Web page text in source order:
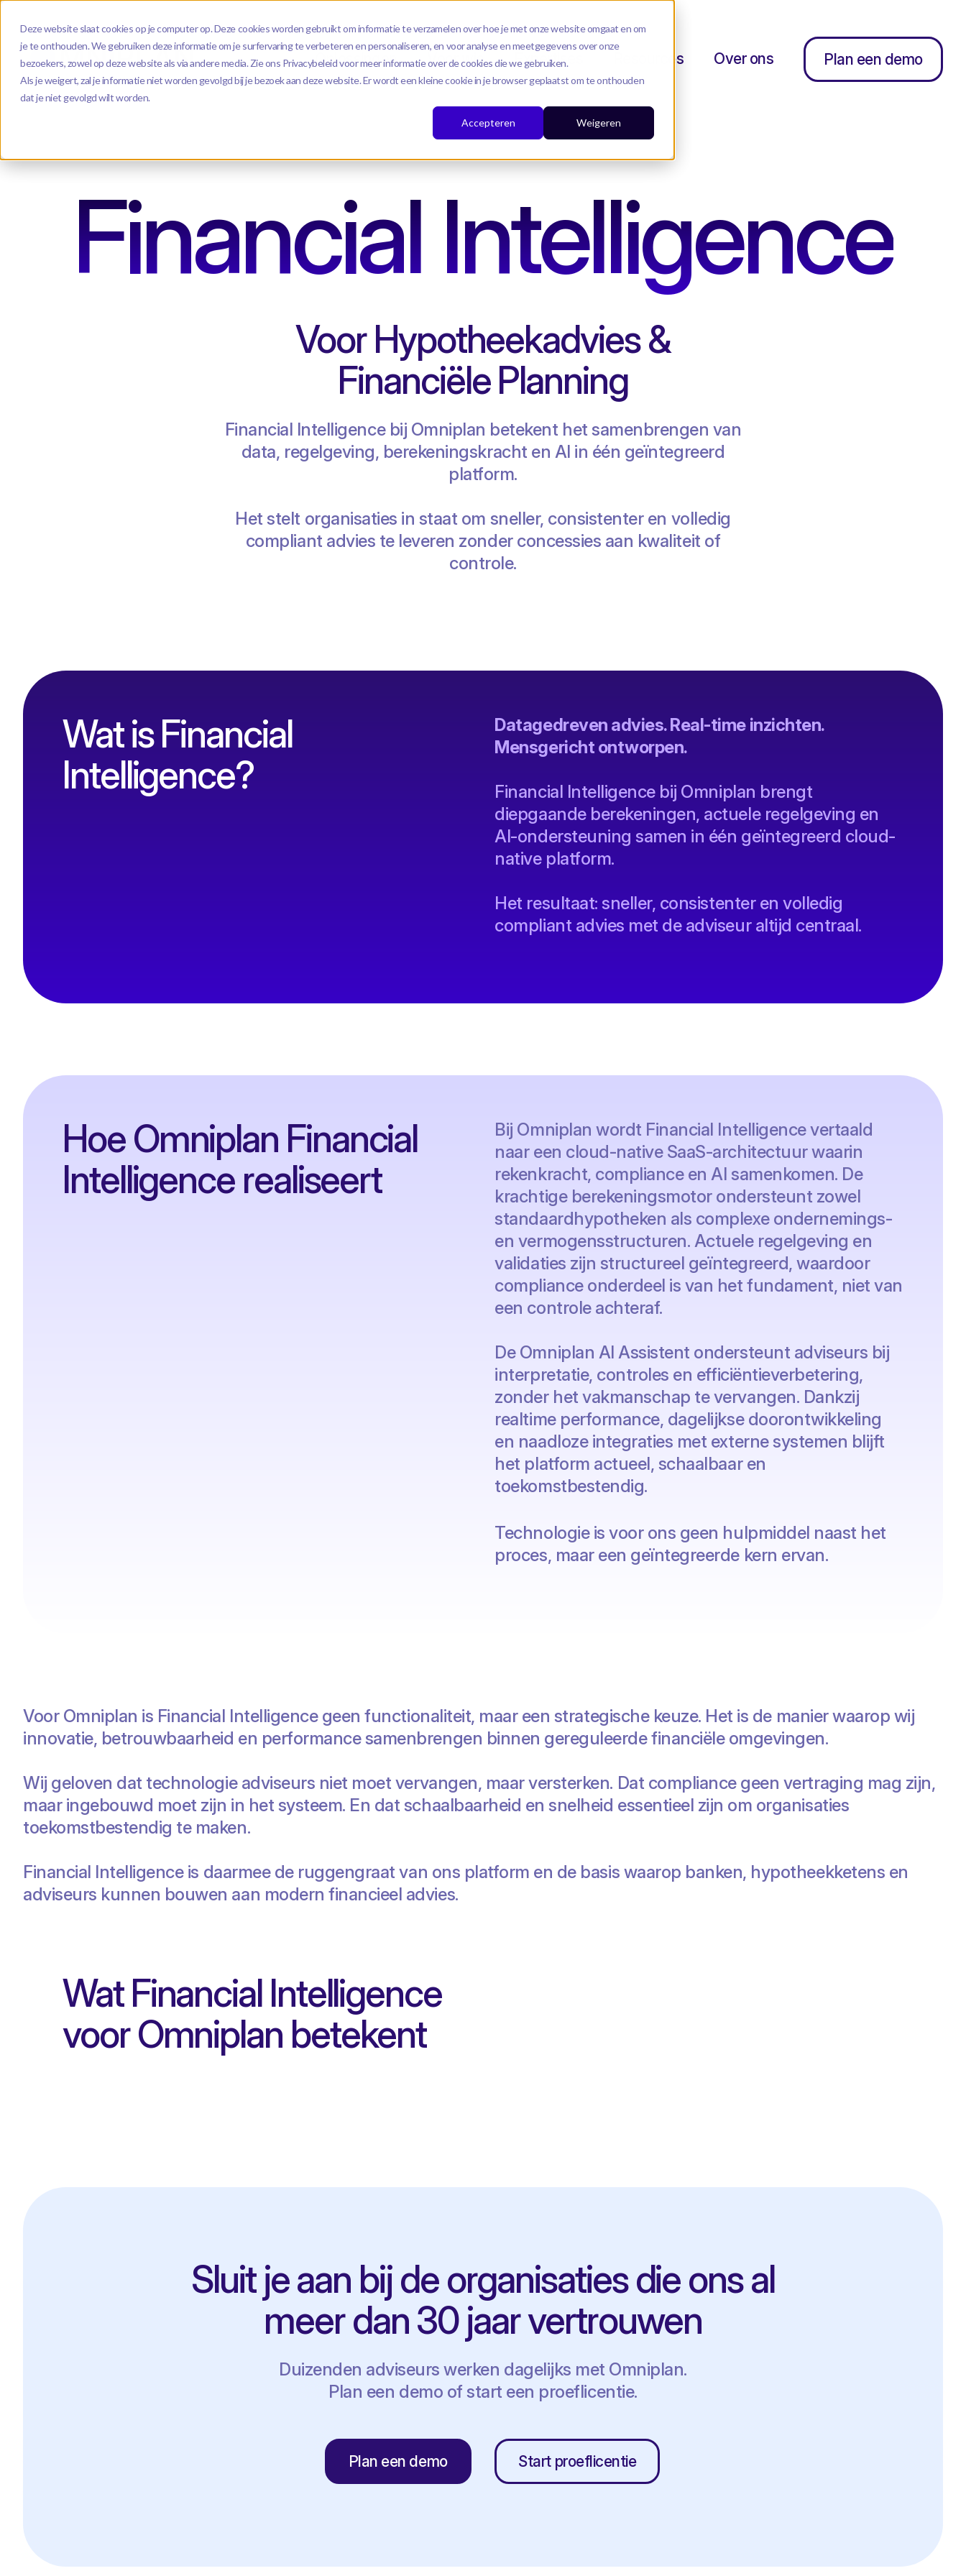
Deze website slaat cookies op je computer op. Deze cookies worden gebruikt om informatie te verzamelen over hoe je met onze website omgaat en om
je te onthouden. We gebruiken deze informatie om je surfervaring te verbeteren en personaliseren, en voor analyse en meetgegevens over onze
bezoekers, zowel op deze website als via andere media. Zie ons Privacybeleid voor meer informatie over de cookies die we gebruiken.
Als je weigert, zal je informatie niet worden gevolgd bij je bezoek aan deze website. Er wordt een kleine cookie in je browser geplaatst om te onthouden
dat je niet gevolgd wilt worden.
Accepteren Weigeren
Oplossingen Voor wie Expertises Resources Over ons Plan een demo
Financial Intelligence
Voor Hypotheekadvies &
Financiële Planning
Financial Intelligence bij Omniplan betekent het samenbrengen van
data, regelgeving, berekeningskracht en AI in één geïntegreerd
platform.
Het stelt organisaties in staat om sneller, consistenter en volledig
compliant advies te leveren zonder concessies aan kwaliteit of
controle.
Wat is Financial
Intelligence?
Datagedreven advies. Real-time inzichten.
Mensgericht ontworpen.
Financial Intelligence bij Omniplan brengt
diepgaande berekeningen, actuele regelgeving en
AI-ondersteuning samen in één geïntegreerd cloud-
native platform.
Het resultaat: sneller, consistenter en volledig
compliant advies met de adviseur altijd centraal.
Hoe Omniplan Financial
Intelligence realiseert
Bij Omniplan wordt Financial Intelligence vertaald
naar een cloud-native SaaS-architectuur waarin
rekenkracht, compliance en AI samenkomen. De
krachtige berekeningsmotor ondersteunt zowel
standaardhypotheken als complexe ondernemings-
en vermogensstructuren. Actuele regelgeving en
validaties zijn structureel geïntegreerd, waardoor
compliance onderdeel is van het fundament, niet van
een controle achteraf.
De Omniplan AI Assistent ondersteunt adviseurs bij
interpretatie, controles en efficiëntieverbetering,
zonder het vakmanschap te vervangen. Dankzij
realtime performance, dagelijkse doorontwikkeling
en naadloze integraties met externe systemen blijft
het platform actueel, schaalbaar en
toekomstbestendig.
Technologie is voor ons geen hulpmiddel naast het
proces, maar een geïntegreerde kern ervan.
Voor Omniplan is Financial Intelligence geen functionaliteit, maar een strategische keuze. Het is de manier waarop wij
innovatie, betrouwbaarheid en performance samenbrengen binnen gereguleerde financiële omgevingen.
Wij geloven dat technologie adviseurs niet moet vervangen, maar versterken. Dat compliance geen vertraging mag zijn,
maar ingebouwd moet zijn in het systeem. En dat schaalbaarheid en snelheid essentieel zijn om organisaties
toekomstbestendig te maken.
Financial Intelligence is daarmee de ruggengraat van ons platform en de basis waarop banken, hypotheekketens en
adviseurs kunnen bouwen aan modern financieel advies.
Wat Financial Intelligence
voor Omniplan betekent
Sluit je aan bij de organisaties die ons al
meer dan 30 jaar vertrouwen
Duizenden adviseurs werken dagelijks met Omniplan.
Plan een demo of start een proeflicentie.
Plan een demo Start proeflicentie